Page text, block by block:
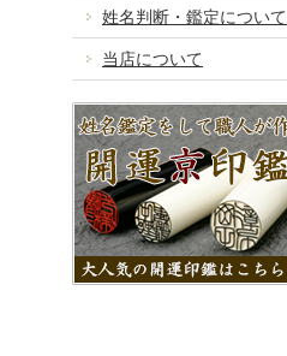
姓名判断・鑑定について
当店について